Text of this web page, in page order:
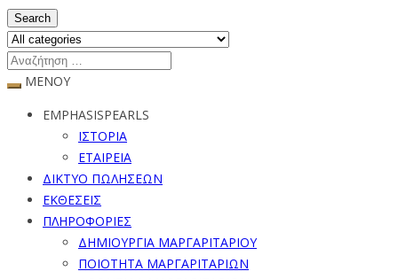
Search
ΜΕΝΟΥ
EMPHASISPEARLS
ΙΣΤΟΡΙΑ
ΕΤΑΙΡΕΙΑ
ΔΙΚΤΥΟ ΠΩΛΗΣΕΩΝ
ΕΚΘΕΣΕΙΣ
ΠΛΗΡΟΦΟΡΙΕΣ
ΔΗΜΙΟΥΡΓΙΑ ΜΑΡΓΑΡΙΤΑΡΙΟΥ
ΠΟΙΟΤΗΤΑ ΜΑΡΓΑΡΙΤΑΡΙΩΝ